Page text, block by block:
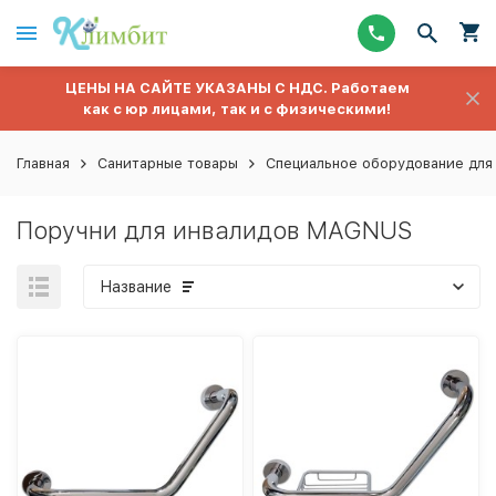
ЦЕНЫ НА САЙТЕ УКАЗАНЫ С НДС. Работаем
как с юр лицами, так и с физическими!
Главная Санитарные товары Специальное оборудование
Поручни для инвалидов MAGNUS
Название